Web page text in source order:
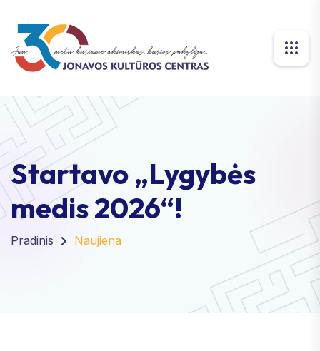
Startavo „Lygybės
medis 2026“!
Pradinis Naujiena